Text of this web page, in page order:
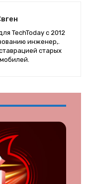
TechToday с 2012
инженер,.
старых